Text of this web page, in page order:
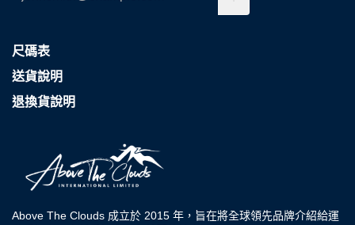
尺碼表
送貨說明
退換貨說明
Above The Clouds 成立於 2015 年，旨在將全球領先品牌介紹給運